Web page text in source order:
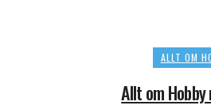
ALLT OM
Allt om